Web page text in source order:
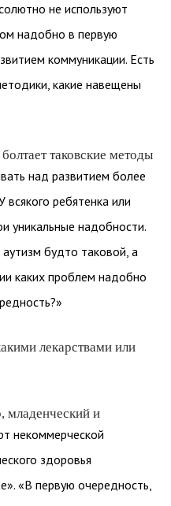
не используют
надобно в первую
коммуникации. Есть
какие навещены
таковские методы
над развитием более
ребятенка или
уникальные надобности.
будто таковой, а
каких проблем надобно
лекарствами или
младенческий и
некоммерческой
здоровья
«В первую очередность,